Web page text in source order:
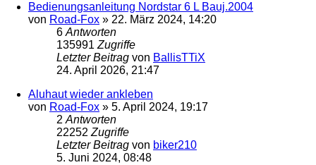
Bedienungsanleitung Nordstar 6 L Bauj.2004
von Road-Fox » 22. März 2024, 14:20
6 Antworten
135991 Zugriffe
Letzter Beitrag von BallisTTiX
24. April 2026, 21:47
Aluhaut wieder ankleben
von Road-Fox » 5. April 2024, 19:17
2 Antworten
22252 Zugriffe
Letzter Beitrag von biker210
5. Juni 2024, 08:48